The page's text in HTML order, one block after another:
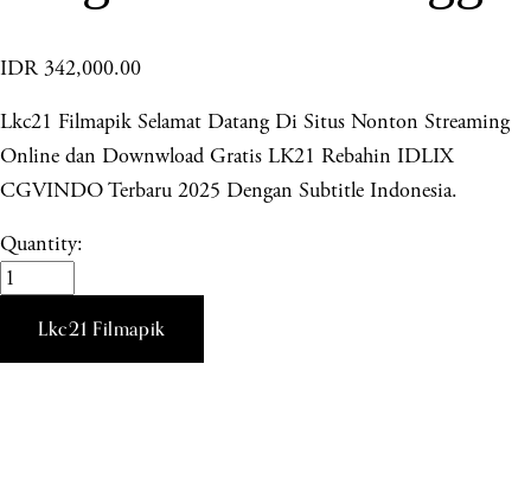
IDR 342,000.00
Lkc21 Filmapik Selamat Datang Di Situs Nonton Streaming
Online dan Downwload Gratis LK21 Rebahin IDLIX
CGVINDO Terbaru 2025 Dengan Subtitle Indonesia.
Quantity:
Lkc21 Filmapik